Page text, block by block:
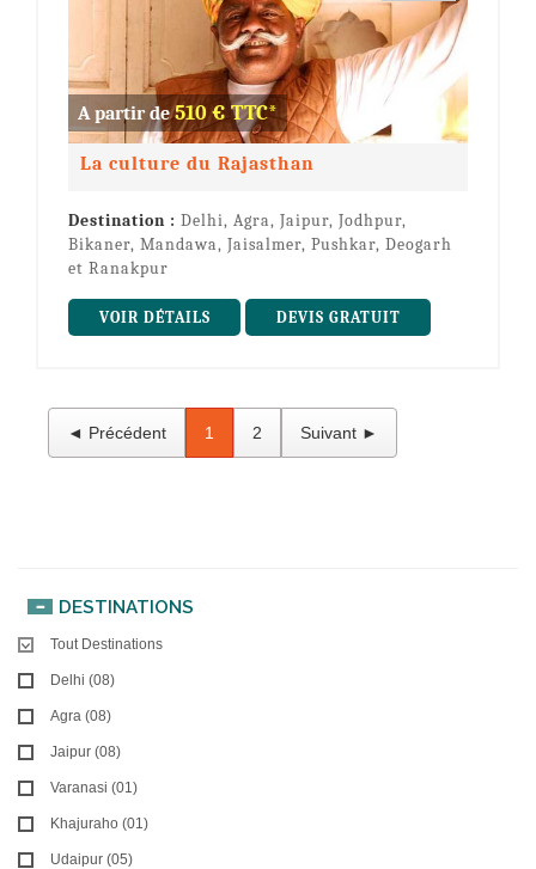
A partir de510 € TTC*
La culture du Rajasthan
Destination : Delhi, Agra, Jaipur, Jodhpur,
Bikaner, Mandawa, Jaisalmer, Pushkar, Deogarh
et Ranakpur
VOIR DÉTAILS DEVIS GRATUIT
◄ Précédent 1 2 Suivant ►
DESTINATIONS
Tout Destinations
Delhi (08)
Agra (08)
Jaipur (08)
Varanasi (01)
Khajuraho (01)
Udaipur (05)